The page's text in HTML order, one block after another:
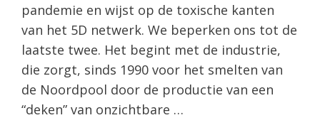
pandemie en wijst op de toxische kanten
van het 5D netwerk. We beperken ons tot de
laatste twee. Het begint met de industrie,
die zorgt, sinds 1990 voor het smelten van
de Noordpool door de productie van een
“deken” van onzichtbare …